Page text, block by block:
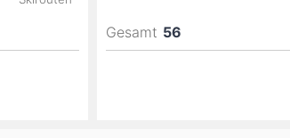
Gesamt 56